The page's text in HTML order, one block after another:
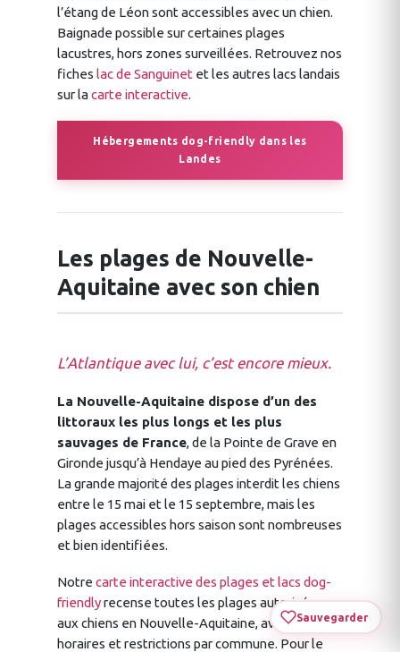
l’étang de Léon sont accessibles avec un chien.
Baignade possible sur certaines plages
lacustres, hors zones surveillées. Retrouvez nos
fiches lac de Sanguinet et les autres lacs landais
sur lacarte interactive.
Hébergements dog-friendly dans les
Landes
Les plages de Nouvelle-
Aquitaine avec son chien
L’Atlantique avec lui, c’est encore mieux.
La Nouvelle-Aquitaine dispose d’un des
littoraux les plus longs et les plus
sauvages de France, de la Pointe de Grave en
Gironde jusqu’à Hendaye au pied des Pyrénées.
La grande majorité des plages interdit les chiens
entre le 15 mai et le 15 septembre, mais les
plages accessibles hors saison sont nombreuses
et bien identifiées.
Notre carte interactive des plages et lacs dog-
friendlyrecense toutes les plages autorisées
aux chiens en Nouvelle-Aquitaine, avec les
horaires et restrictions par commune. Pour le
Sauvegarder